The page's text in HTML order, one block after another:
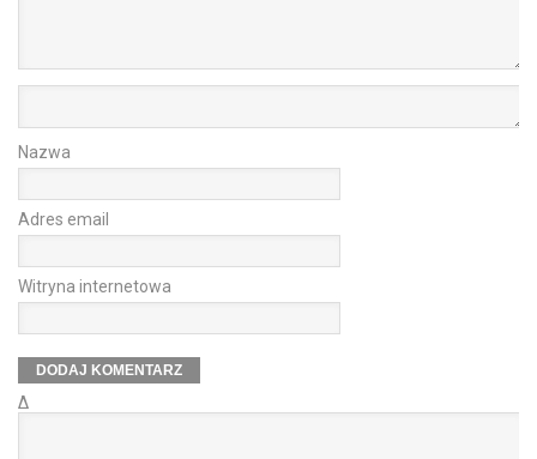
Nazwa
Adres email
Witryna internetowa
Δ